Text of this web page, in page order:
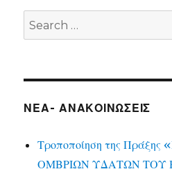
Search
for:
ΝΕΑ- ΑΝΑΚΟΙΝΩΣΕΙΣ
Τροποποίηση της
ΟΜΒΡΙΩΝ ΥΔΑΤΩΝ ΤΟΥ